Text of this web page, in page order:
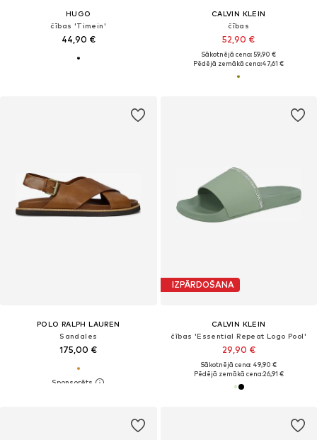
HUGO
čības 'Timein'
44,90 €
CALVIN KLEIN
čības
52,90 €
Sākotnējā cena: 59,90 €
Pēdējā zemākā cena:47,61 €
POLO RALPH LAUREN
Sandales
175,00 €
IZPĀRDOŠANA
CALVIN KLEIN
čības 'Essential Repeat Logo Pool'
29,90 €
Sākotnējā cena: 49,90 €
Pēdējā zemākā cena:26,91 €